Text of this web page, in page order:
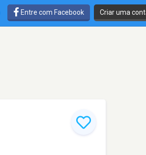
Entre com Facebook Criar uma